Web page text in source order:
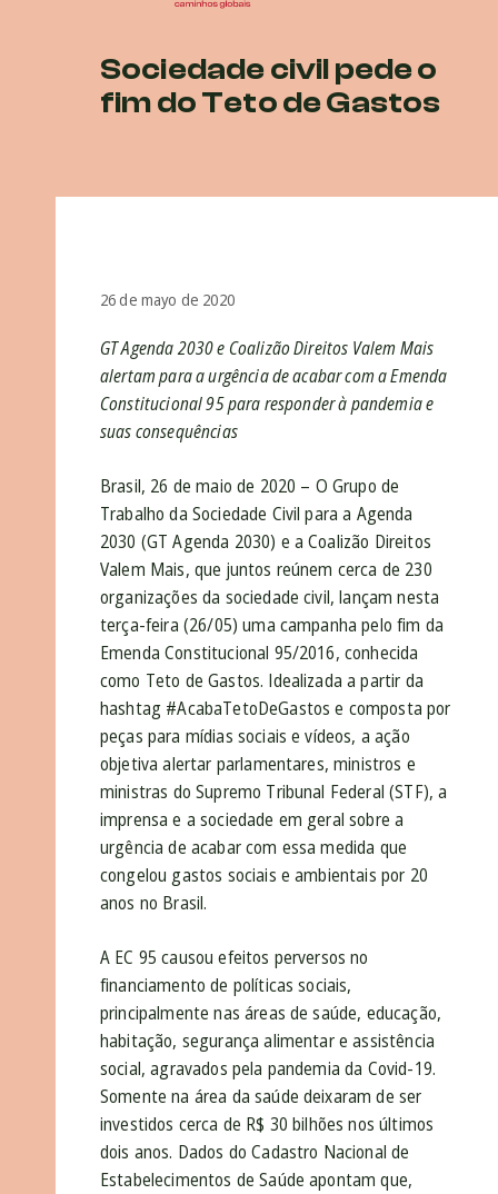
Sociedade civil pede o
fim do Teto de Gastos
26 de mayo de 2020
GT Agenda 2030 e Coalizão Direitos Valem Mais
alertam para a urgência de acabar com a Emenda
Constitucional 95 para responder à pandemia e
suas consequências
Brasil, 26 de maio de 2020 – O Grupo de
Trabalho da Sociedade Civil para a Agenda
2030 (GT Agenda 2030) e a Coalizão Direitos
Valem Mais, que juntos reúnem cerca de 230
organizações da sociedade civil, lançam nesta
terça-feira (26/05) uma campanha pelo fim da
Emenda Constitucional 95/2016, conhecida
como Teto de Gastos. Idealizada a partir da
hashtag #AcabaTetoDeGastos e composta por
peças para mídias sociais e vídeos, a ação
objetiva alertar parlamentares, ministros e
ministras do Supremo Tribunal Federal (STF), a
imprensa e a sociedade em geral sobre a
urgência de acabar com essa medida que
congelou gastos sociais e ambientais por 20
anos no Brasil.
A EC 95 causou efeitos perversos no
financiamento de políticas sociais,
principalmente nas áreas de saúde, educação,
habitação, segurança alimentar e assistência
social, agravados pela pandemia da Covid-19.
Somente na área da saúde deixaram de ser
investidos cerca de R$ 30 bilhões nos últimos
dois anos. Dados do Cadastro Nacional de
Estabelecimentos de Saúde apontam que,